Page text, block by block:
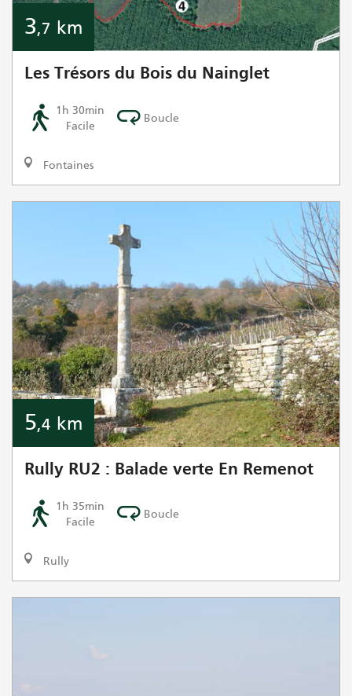
3,7 km
Les Trésors du Bois du Nainglet
1h 30min
Facile
Boucle
Fontaines
5,4 km
Rully RU2 : Balade verte En Remenot
1h 35min
Facile
Boucle
Rully